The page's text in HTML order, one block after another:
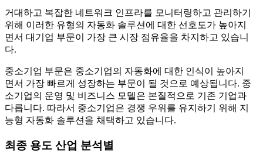
거대하고 복잡한 네트워크 인프라를 모니터링하고 관리하기
위해 이러한 유형의 자동화 솔루션에 대한 선호도가 높아지
면서 대기업 부문이 가장 큰 시장 점유율을 차지하고 있습니
다.
중소기업 부문은 중소기업의 자동화에 대한 인식이 높아지
면서 가장 빠르게 성장하는 부문이 될 것으로 예상됩니다. 중
소기업의 운영 및 비즈니스 모델은 본질적으로 기존 기업과
다릅니다. 따라서 중소기업은 경쟁 우위를 유지하기 위해 지
능형 자동화 솔루션을 채택하고 있습니다.
최종 용도 산업 분석별